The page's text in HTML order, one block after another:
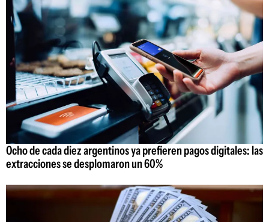
Ocho de cada diez argentinos ya prefieren pagos digitales: las
extracciones se desplomaron un 60%